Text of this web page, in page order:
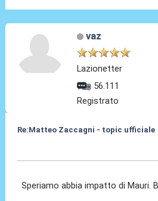
vaz
Lazionetter
56.111
Registrato
Re:Matteo Zaccagni - topic ufficiale
Speriamo abbia impatto di Mauri.